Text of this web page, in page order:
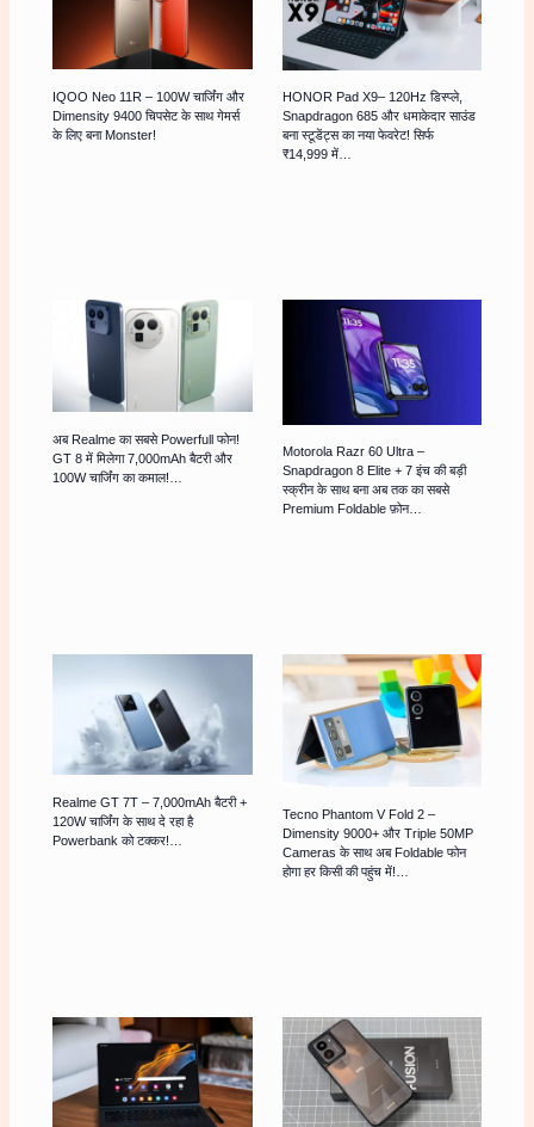
IQOO Neo 11R – 100W चार्जिंग और
Dimensity 9400 चिपसेट के साथ गेमर्स
के लिए बना Monster!
HONOR Pad X9– 120Hz डिस्प्ले,
Snapdragon 685 और धमाकेदार साउंड
बना स्टूडेंट्स का नया फेवरेट! सिर्फ
₹14,999 में…
अब Realme का सबसे Powerfull फोन!
GT 8 में मिलेगा 7,000mAh बैटरी और
100W चार्जिंग का कमाल!…
Motorola Razr 60 Ultra –
Snapdragon 8 Elite + 7 इंच की बड़ी
स्क्रीन के साथ बना अब तक का सबसे
Premium Foldable फ़ोन…
Realme GT 7T – 7,000mAh बैटरी +
120W चार्जिंग के साथ दे रहा है
Powerbank को टक्कर!…
Tecno Phantom V Fold 2 –
Dimensity 9000+ और Triple 50MP
Cameras के साथ अब Foldable फोन
होगा हर किसी की पहुंच में!…